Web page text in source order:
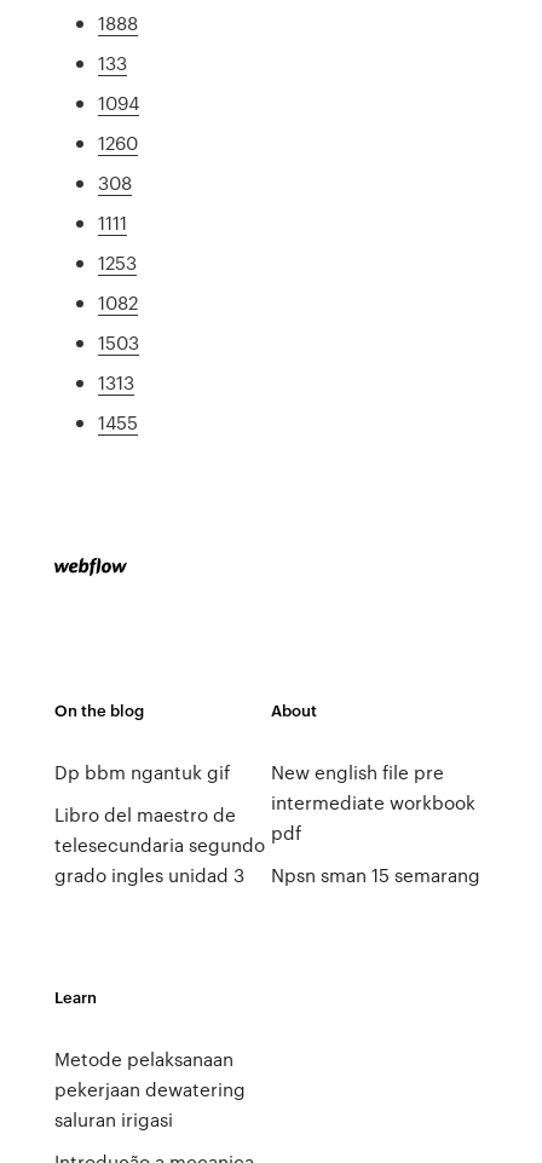
1888
133
1094
1260
308
1111
1253
1082
1503
1313
1455
On the blog
Dp bbm ngantuk gif
Libro del maestro de
telesecundaria segundo
grado ingles unidad 3
About
New english file pre
intermediate workbook
pdf
Npsn sman 15 semarang
Learn
Metode pelaksanaan
pekerjaan dewatering
saluran irigasi